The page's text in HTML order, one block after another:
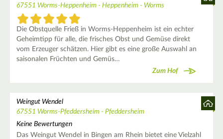
67551 Worms-Heppenheim - Heppenheim - Worms
Die Obstquelle Frieß in Worms-Heppenheim ist ein echter
Geheimtipp für alle, die frisches Obst und Gemüse direkt
vom Erzeuger schätzen. Hier gibt es eine große Auswahl an
saisonalen Früchten und Gemüs…
Zum Hof
Weingut Wendel
67551 Worms-Pfeddersheim - Pfeddersheim
Keine Bewertungen
Das Weingut Wendel in Bingen am Rhein bietet eine Vielzahl